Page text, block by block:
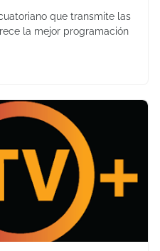
que transmite las
la mejor programación